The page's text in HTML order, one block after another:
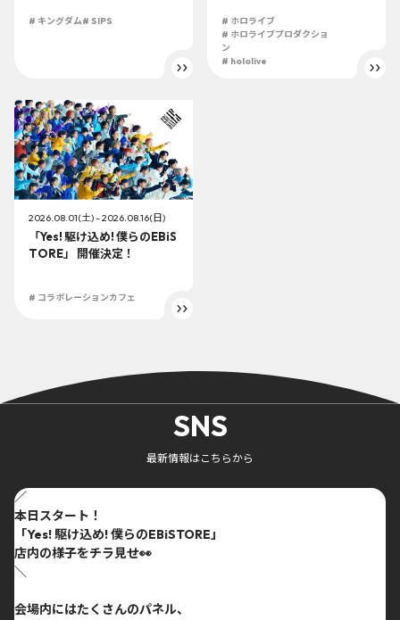
# キングダム# SIPS
# ホロライブ
# ホロライブプロダクショ
ン
# hololive
2026.08.01(土) - 2026.08.16(日)
「Yes! 駆け込め! 僕らのEBiS
TORE」 開催決定！
# コラボレーションカフェ
SNS
最新情報はこちらから
／
本日スタート！
「Yes! 駆け込め! 僕らのEBiSTORE」
店内の様子をチラ見せ👀
＼
会場内にはたくさんのパネル、